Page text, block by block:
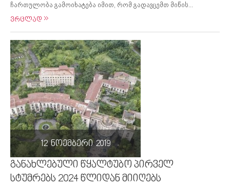
ჩართულობა გამოიხატება იმით, რომ გადავცემთ მიწის...
ვრცლად
12 ნოემბერი 2019
განახლებული წყალტუბო პირველ
სტუმრებს 2024 წლიდან მიიღებს